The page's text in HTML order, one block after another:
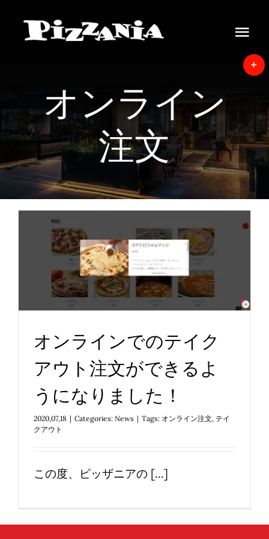
About
Menu
Instore view
Reservations
オンライン
注文
オンラインでのテイクアウ
ト注文ができるようになり
ました！
オンラインでのテイク
アウト注文ができるよ
うになりました！
2020,07,18 | Categories: News | Tags: オンライン注文, テイ
クアウト
この度、ピッザニアの [...]